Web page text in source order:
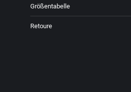
Größentabelle
Retoure